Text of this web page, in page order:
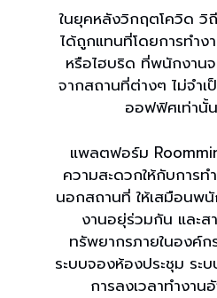
ในยุคหลังวิกฤตโควิด วิ
ได้ถูกแทนที่โดยการทำ
หรือไฮบริด ที่พนักงานจ
จากสถานที่ต่างๆ ไม่จำ
ออฟฟิศเท่านั้
แพลตฟอร์ม
ความสะดวกให้กับการท
นอกสถานที่ ให้เสมือนพ
งานอยุ่ร่วมกัน และส
ทรัพยากรภายในองค์ก
ระบบจองห้องประชุม ระ
การลงเวลาทำงาน